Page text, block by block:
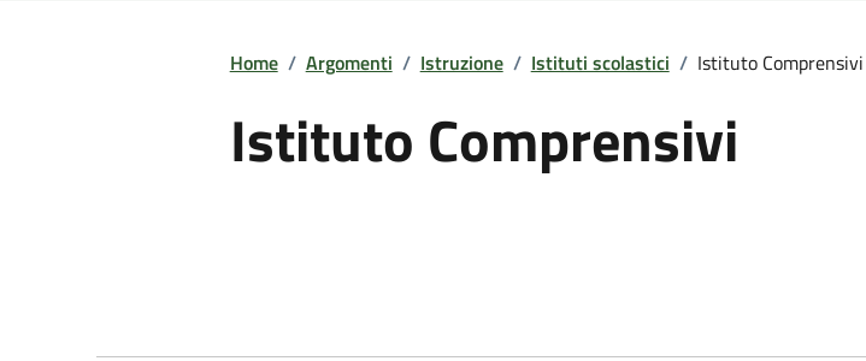
Home / Argomenti / Istruzione / Istituti scolastici / Istituto Comprensivi
Istituto Comprensivi